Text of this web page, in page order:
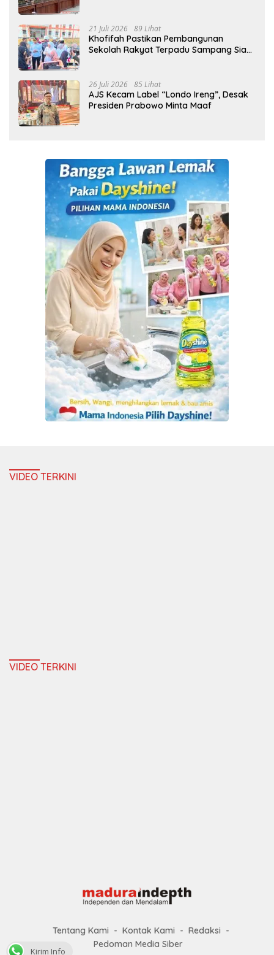
21 Juli 2026 89 Lihat
Khofifah Pastikan Pembangunan
Sekolah Rakyat Terpadu Sampang Siap
26 Juli 2026 85 Lihat
AJS Kecam Label “Londo Ireng”, Desak
Presiden Prabowo Minta Maaf
VIDEO TERKINI
VIDEO TERKINI
Tentang Kami Kontak Kami
Redaksi
Pedoman Media Siber
Kirim Info